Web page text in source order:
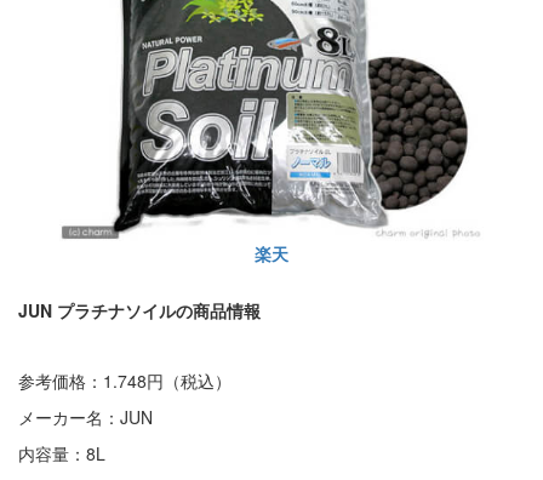
楽天
JUN プラチナソイルの商品情報
参考価格：1.748円（税込）
メーカー名：JUN
内容量：8L